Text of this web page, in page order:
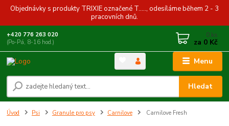
Objednávky s produkty TRIXIE označené T....., odesíláme během 2 - 3
pracovních dnů.
Menu
Hledat
+420 776 263 020
(Po-Pá, 8-16 hod.)
0 ks
za 0 Kč
Úvod Psi Granule pro psy Carnilove Carnilove Fresh